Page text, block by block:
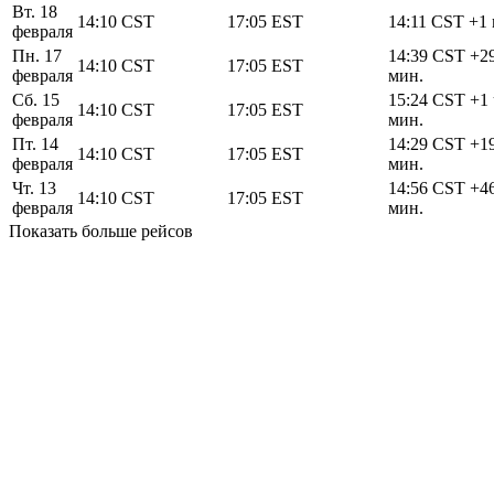
Вт. 18
февраля
14:10 CST 17:05 EST 14:11 CST +1
Пн. 17
февраля
14:10 CST 17:05 EST
14:39 CST
мин.
Сб. 15
февраля
14:10 CST 17:05 EST
15:24 CST +1
мин.
Пт. 14
февраля
14:10 CST 17:05 EST
14:29 CST
мин.
Чт. 13
февраля
14:10 CST 17:05 EST
14:56 CST
мин.
Показать больше рейсов